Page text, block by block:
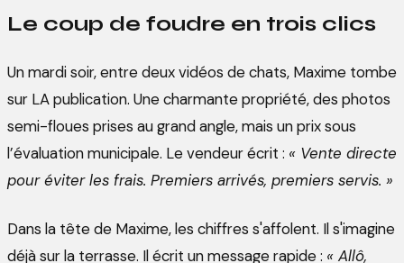
Le coup de foudre en trois clics
Un mardi soir, entre deux vidéos de chats, Maxime tombe
sur LA publication. Une charmante propriété, des photos
semi-floues prises au grand angle, mais un prix sous
l’évaluation municipale. Le vendeur écrit : « Vente directe
pour éviter les frais. Premiers arrivés, premiers servis. »
Dans la tête de Maxime, les chiffres s'affolent. Il s'imagine
déjà sur la terrasse. Il écrit un message rapide : « Allô,